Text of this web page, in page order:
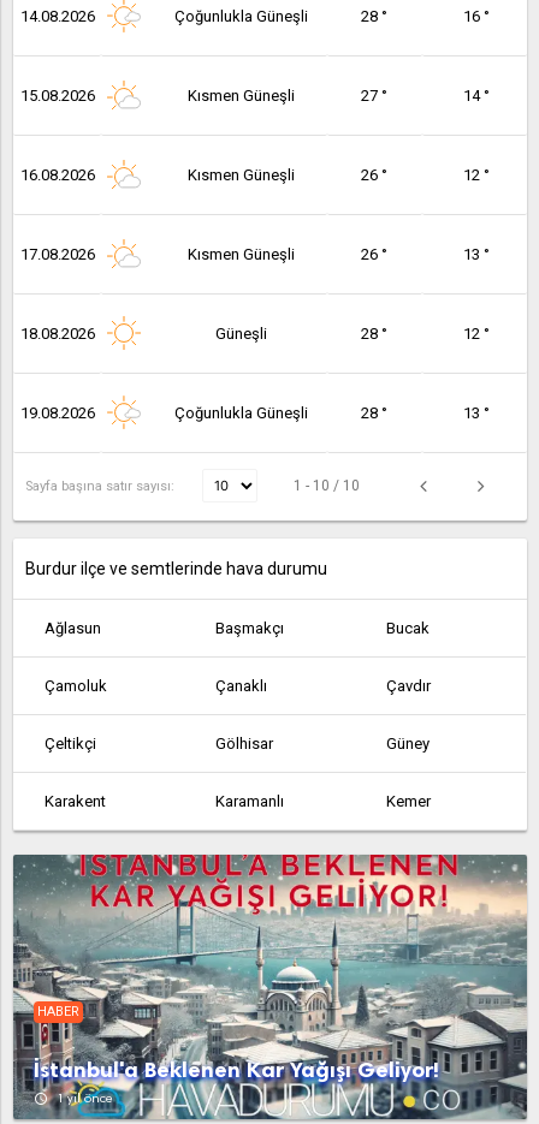
14.08.2026 Çoğunlukla Güneşli 28 ° 16 °
15.08.2026 Kısmen Güneşli 27 ° 14 °
16.08.2026 Kısmen Güneşli 26 ° 12 °
17.08.2026 Kısmen Güneşli 26 ° 13 °
18.08.2026 Güneşli 28 ° 12 °
19.08.2026 Çoğunlukla Güneşli 28 ° 13 °
Sayfa başına satır sayısı: 1 - 10 / 10
Burdur ilçe ve semtlerinde hava durumu
Ağlasun Başmakçı Bucak
Çamoluk Çanaklı Çavdır
Çeltikçi Gölhisar Güney
Karakent Karamanlı Kemer
Tefenni Yarışlı Yeşilova
HABER
İstanbul'a Beklenen Kar Yağışı Geliyor!
access_time 1 yıl önce